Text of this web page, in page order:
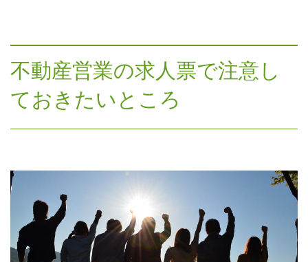
不動産営業の求人票で注意し
ておきたいところ